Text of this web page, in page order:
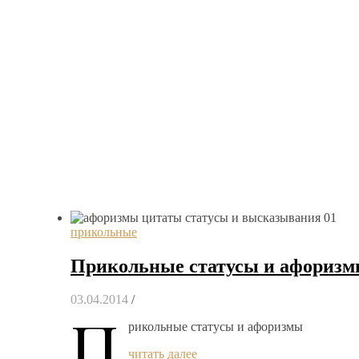
прикольные
Прикольные статусы и
03.04.2014 /
рикольные статусы и афоризмы
читать далее